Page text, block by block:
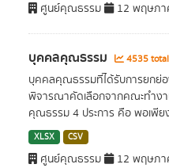
ศูนย์คุณธรรม 12 พฤษภา
บุคคลคุณธรรม 4535
บุคคลคุณธรรมที่ได้รับการยกย่
พิจารณาคัดเลือกจากคณะทำง
คุณธรรม 4 ประการ คือ พอเพี
XLSX CSV
ศูนย์คุณธรรม 12 พฤษภา